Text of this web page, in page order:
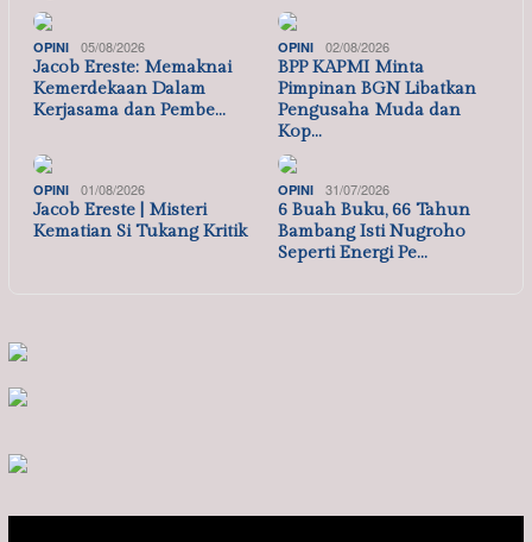
OPINI 05/08/2026
Jacob Ereste: Memaknai
Kemerdekaan Dalam
Kerjasama dan Pembe…
OPINI 02/08/2026
BPP KAPMI Minta
Pimpinan BGN Libatkan
Pengusaha Muda dan
Kop…
OPINI 01/08/2026
Jacob Ereste | Misteri
Kematian Si Tukang Kritik
OPINI 31/07/2026
6 Buah Buku, 66 Tahun
Bambang Isti Nugroho
Seperti Energi Pe…